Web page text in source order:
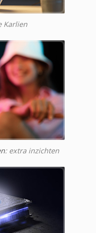
Karlien
: extra inzichten